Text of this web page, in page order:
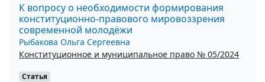
К вопросу о необходимости формирования
конституционно-правового мировоззрения
современной молодёжи
Рыбакова Ольга Сергеевна
Конституционное и муниципальное право № 05/2024
Статья